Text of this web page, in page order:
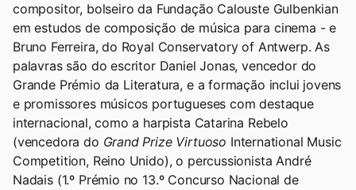
compositor, bolseiro da Fundação Calouste Gulbenkian
em estudos de composição de música para cinema - e
Bruno Ferreira, do Royal Conservatory of Antwerp. As
palavras são do escritor Daniel Jonas, vencedor do
Grande Prémio da Literatura, e a formação inclui jovens
e promissores músicos portugueses com destaque
internacional, como a harpista Catarina Rebelo
(vencedora do Grand Prize Virtuoso International Music
Competition, Reino Unido), o percussionista André
Nadais (1.º Prémio no 13.º Concurso Nacional de